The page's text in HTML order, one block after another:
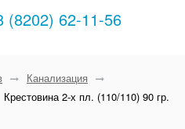
(8202) 62-11-56
Канализация
Крестовина 2-х пл. (110/110) 90 гр.